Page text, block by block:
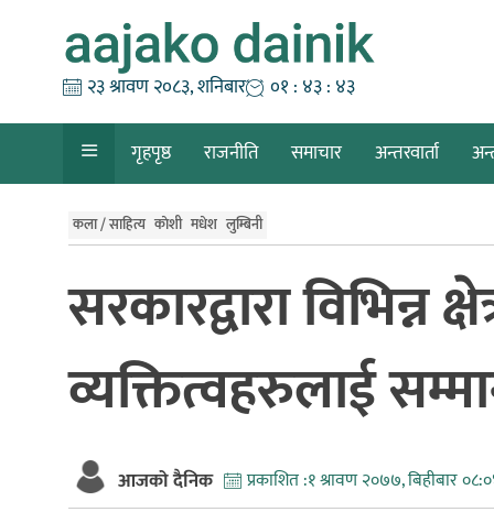
२३ श्रावण २०८३, शनिबार ०१ : ४३ : ४४
गृहपृष्ठ राजनीति समाचार अन्तरवार्ता
कला / साहित्य काेशी मधेश लुम्बिनी
सरकारद्वारा विभिन्न
व्यक्तित्वहरुलाई
आजको दैनिक प्रकाशित :१ श्रावण २०७७, बिहीबार